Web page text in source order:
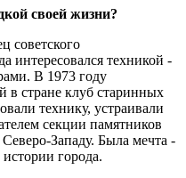
своей жизни?
советского
интересовался техникой -
В 1973 году
в стране клуб старинных
технику, устраивали
секции памятников
Западу. Была мечта -
города.